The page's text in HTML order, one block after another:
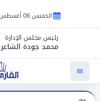
الخميس 06 أغسطس 2026
رئيس مجلس الإدارة
محمد جودة الشاعر